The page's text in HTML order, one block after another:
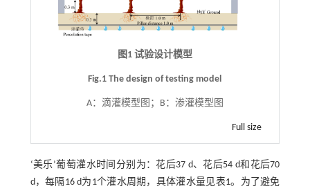
图1 试验设计模型
Fig.1 The design of testing model
A：滴灌模型图；B：渗灌模型图
Full size
‘美乐’葡萄灌水时间分别为：花后37 d、花后54 d和花后70
d，每隔16 d为1个灌水周期，具体灌水量见表1。为了避免